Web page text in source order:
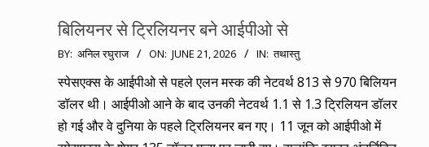
बिलियनर से ट्रिलियनर बने आईपीओ से
2026-
06-
21
BY: अनिल रघुराज ON: JUNE 21, 2026 IN: तथास्तु
स्पेसएक्स के आईपीओ से पहले एलन मस्क की नेटवर्थ 813 से 970 बिलियन
डॉलर थी। आईपीओ आने के बाद उनकी नेटवर्थ 1.1 से 1.3 ट्रिलियन डॉलर
हो गई और वे दुनिया के पहले ट्रिलियनर बन गए। 11 जून को आईपीओ में